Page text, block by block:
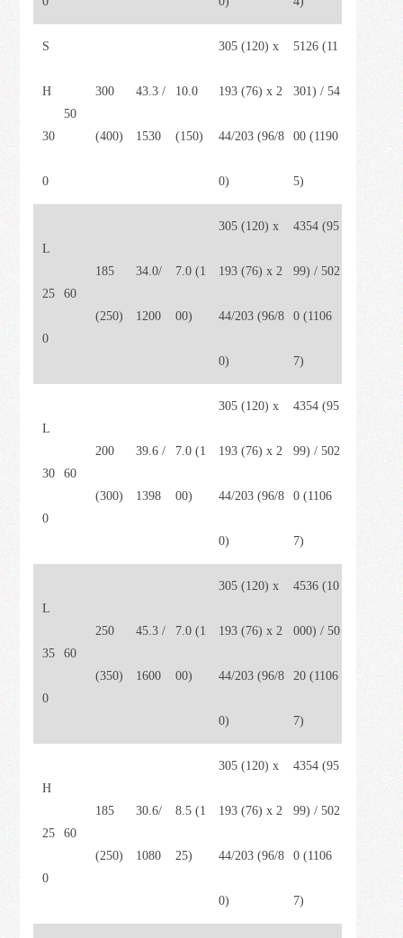
S
H
30
0
50
300
(400)
43.3 /
1530
10.0
(150)
305 (120) x
193 (76) x 2
44/203 (96/8
0)
5126 (11
301) / 54
00 (1190
5)
L
25
0
60
185
(250)
34.0/
1200
7.0 (1
00)
305 (120) x
193 (76) x 2
44/203 (96/8
0)
4354 (95
99) / 502
0 (1106
7)
L
30
0
60
200
(300)
39.6 /
1398
7.0 (1
00)
305 (120) x
193 (76) x 2
44/203 (96/8
0)
4354 (95
99) / 502
0 (1106
7)
L
35
0
60
250
(350)
45.3 /
1600
7.0 (1
00)
305 (120) x
193 (76) x 2
44/203 (96/8
0)
4536 (10
000) / 50
20 (1106
7)
H
25
0
60
185
(250)
30.6/
1080
8.5 (1
25)
305 (120) x
193 (76) x 2
44/203 (96/8
0)
4354 (95
99) / 502
0 (1106
7)